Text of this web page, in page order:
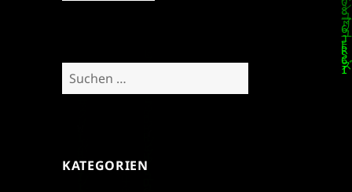
Suchen
nach:
KATEGORIEN